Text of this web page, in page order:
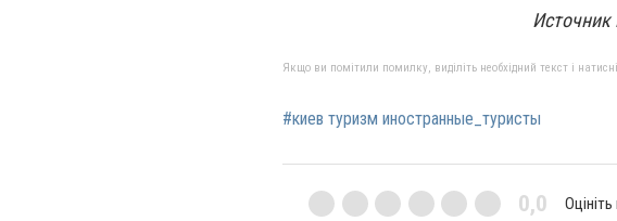
Якщо ви помітили помилку, виділіть необхідний текст і
#киев туризм иностранные_туристы
0,0